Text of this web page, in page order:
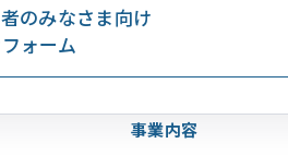
のみなさま向け
ォーム
事業内容